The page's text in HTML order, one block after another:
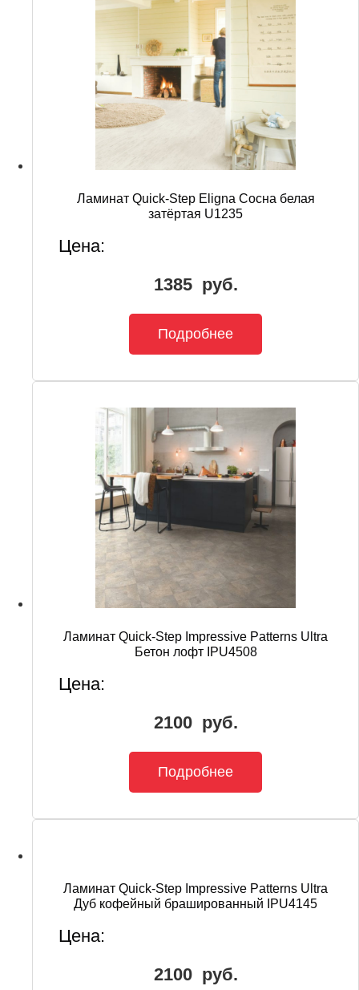
Ламинат Quick-Step Eligna Сосна белая
затёртая U1235
Цена:
1385 руб.
Подробнее
Ламинат Quick-Step Impressive Patterns Ultra
Бетон лофт IPU4508
Цена:
2100 руб.
Подробнее
Ламинат Quick-Step Impressive Patterns Ultra
Дуб кофейный брашированный IPU4145
Цена:
2100 руб.